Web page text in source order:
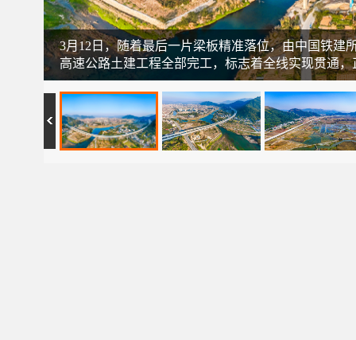
3月12日，随着最后一片梁板精准落位，由中国铁
高速公路土建工程全部完工，标志着全线实现贯通